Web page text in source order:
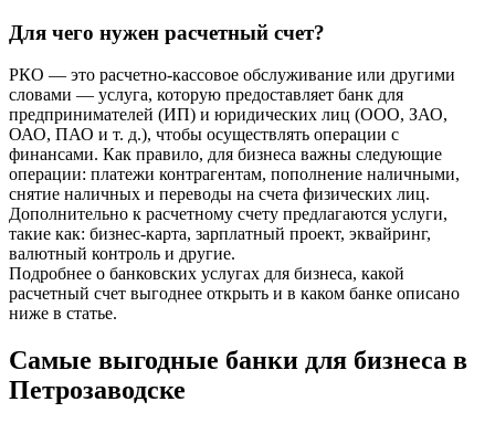
Для чего нужен расчетный счет?
РКО — это расчетно-кассовое обслуживание или другими
словами — услуга, которую предоставляет банк для
предпринимателей (ИП) и юридических лиц (ООО, ЗАО,
ОАО, ПАО и т. д.), чтобы осуществлять операции с
финансами. Как правило, для бизнеса важны следующие
операции: платежи контрагентам, пополнение наличными,
снятие наличных и переводы на счета физических лиц.
Дополнительно к расчетному счету предлагаются услуги,
такие как: бизнес-карта, зарплатный проект, эквайринг,
валютный контроль и другие.
Подробнее о банковских услугах для бизнеса, какой
расчетный счет выгоднее открыть и в каком банке описано
ниже в статье.
Самые выгодные банки для бизнеса в
Петрозаводске